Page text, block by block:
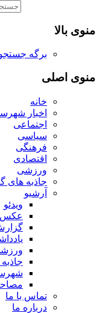
منوی بالا
برگه
منوی اصلی
خانه
اخبار
اجتماعی
سیاسی
فرهنگی
اقتصادی
ورزشی
جاذبه
آرشیو
ویدئو
عکس
تماس با ما
درباره ما